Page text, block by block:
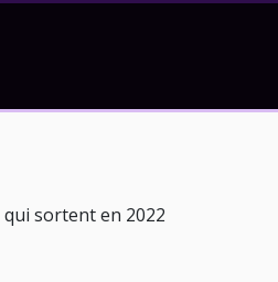
sortent en 2022